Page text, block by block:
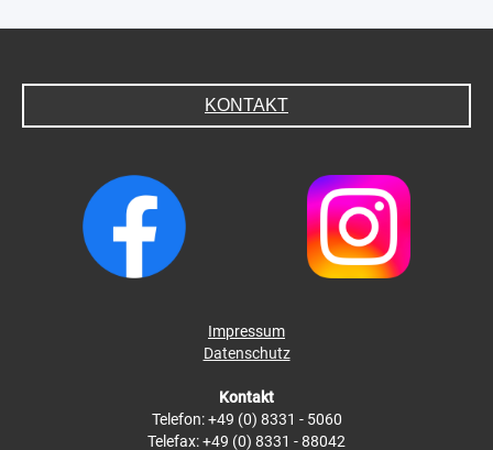
KONTAKT
Impressum
Datenschutz
Kontakt
Telefon: +49 (0) 8331 - 5060
Telefax: +49 (0) 8331 - 88042